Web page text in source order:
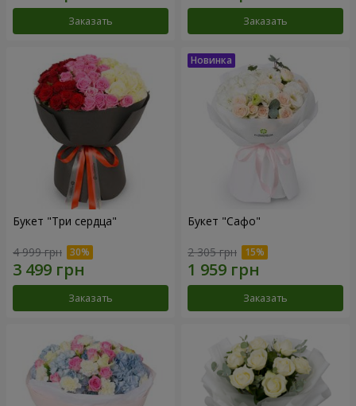
Заказать Заказать
Букет "Три сердца"
4 999 грн
Заказать
Букет "Сафо"
2 305 грн
Заказать